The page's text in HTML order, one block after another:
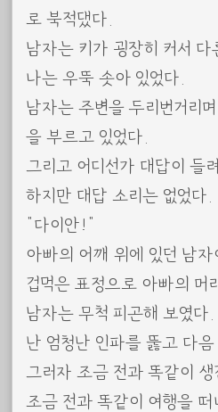
로 북적댔다.
남자는 키가 굉장히 커서
나는 우뚝 솟아 있었다.
남자는 주변을 두리번거리
을 부르고 있었다.
그리고 어디선가 대답이 들
하지만 대답 소리는 없었다.
“다이안!”
아빠의 어깨 위에 있던 남자
겁먹은 표정으로 아빠의 머
남자는 무척 피곤해 보였다.
난 엄청난 인파를 뚫고 다음
그러자 조금 전과 똑같이
조금 전과 똑같이 여행을